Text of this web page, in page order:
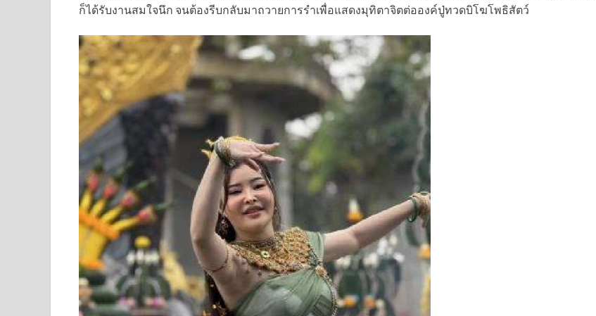
ก็ได้รับงานสมใจนึก จนต้องรีบกลับมาถวายการรำเพื่อแสดงมุทิตาจิตต่อองค์ปู่ทวดบิโฆโพธิสัตว์